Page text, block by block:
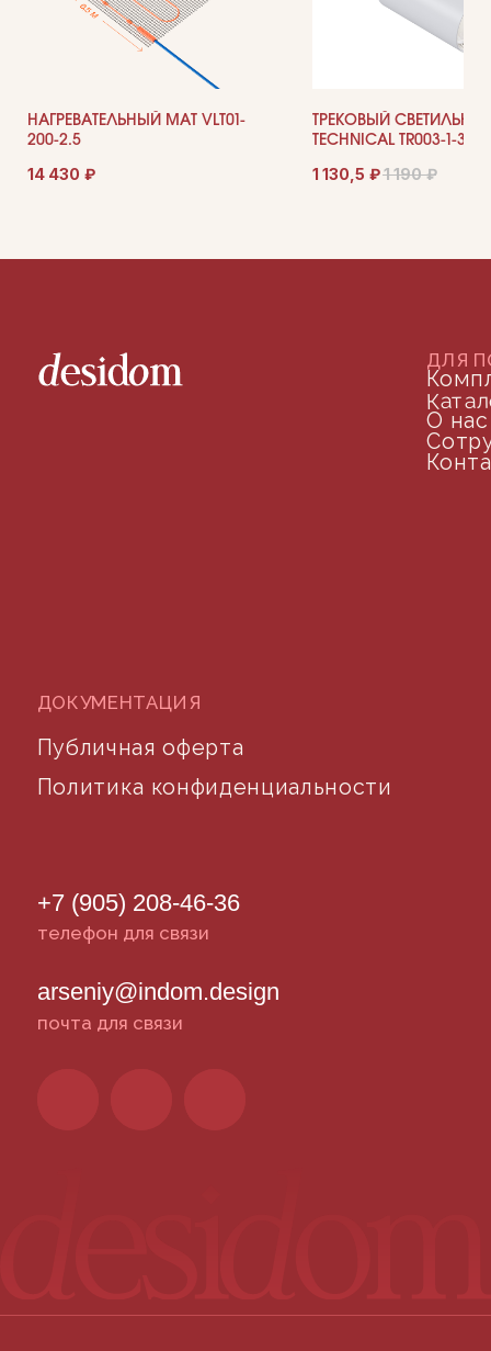
НАГРЕВАТЕЛЬНЫЙ МАТ VLT01-
200-2.5
14 430 ₽
ТРЕКОВЫЙ СВЕТИЛЬНИК
TECHNICAL TR003-1-
1 130,5 ₽1 190 ₽
©2024 desidom. Все права защищены
+7 (905) 208-46-36
arseniy@indom.design
почта для связи